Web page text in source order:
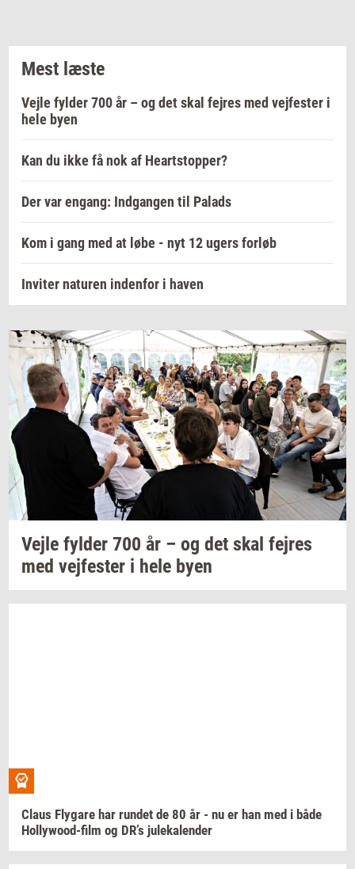
Mest læste
Vejle fylder 700 år – og det skal fejres med vejfester i
hele byen
Kan du ikke få nok af Heartstopper?
Der var engang: Indgangen til Palads
Kom i gang med at løbe - nyt 12 ugers forløb
Inviter naturen indenfor i haven
Vejle fyl­der 700 år – og det skal fejres
med vej­fe­ster i hele byen
Claus Fly­ga­re har run­det de 80 år - nu er han med i både
Hollywood-​film og DR’s ju­le­ka­len­der